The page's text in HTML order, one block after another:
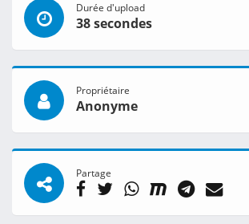
Durée d'upload
38 secondes
Propriétaire
Anonyme
Partage